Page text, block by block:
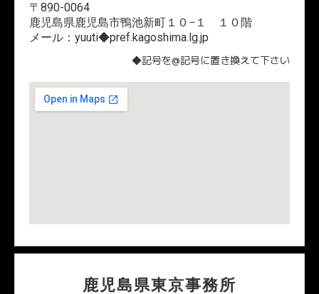
〒890-0064
鹿児島県鹿児島市鴨池新町１０−１ １０階
メール：yuuti◆pref.kagoshima.lg.jp
◆記号を@記号に置き換えて下さい
鹿児島県東京事務所